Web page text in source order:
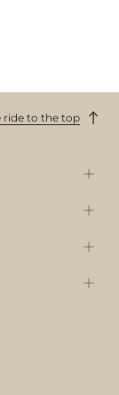
ride to the top